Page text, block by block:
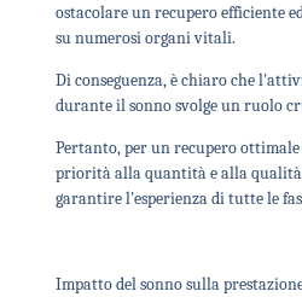
ostacolare un recupero efficiente
su numerosi organi vitali.
Di conseguenza, è chiaro che
durante il sonno svolge un ruolo
Pertanto, per un recupero
priorità alla quantità e alla qualità
garantire l'esperienza di tutte le
Impatto del sonno sulla